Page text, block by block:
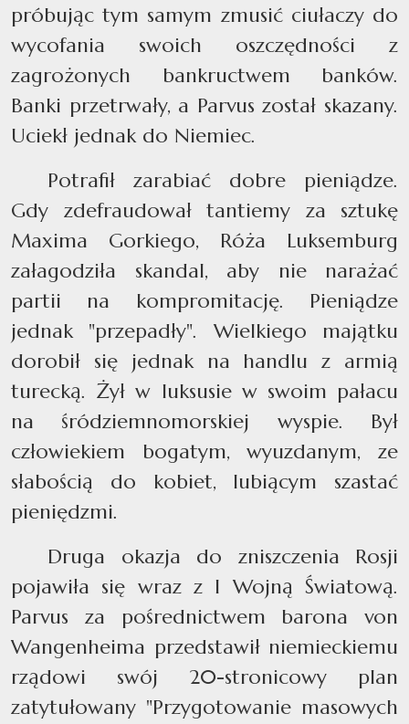
próbując tym samym zmusić ciułaczy do
wycofania swoich oszczędności z
zagrożonych bankructwem banków.
Banki przetrwały, a Parvus został skazany.
Uciekł jednak do Niemiec.
Potrafił zarabiać dobre pieniądze.
Gdy zdefraudował tantiemy za sztukę
Maxima Gorkiego, Róża Luksemburg
załagodziła skandal, aby nie narażać
partii na kompromitację. Pieniądze
jednak "przepadły". Wielkiego majątku
dorobił się jednak na handlu z armią
turecką. Żył w luksusie w swoim pałacu
na śródziemnomorskiej wyspie. Był
człowiekiem bogatym, wyuzdanym, ze
słabością do kobiet, lubiącym szastać
pieniędzmi.
Druga okazja do zniszczenia Rosji
pojawiła się wraz z I Wojną Światową.
Parvus za pośrednictwem barona von
Wangenheima przedstawił niemieckiemu
rządowi swój 20-stronicowy plan
zatytułowany "Przygotowanie masowych